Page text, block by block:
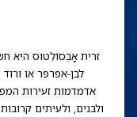
זרית אָבְּסוֹלֵטוּס היא
לבן-אפרפר או
אדמדמות זעירות
ולבנים, ולעיתים